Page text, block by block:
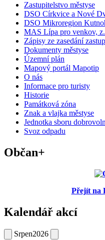
Zastupitelstvo městyse
DSO Církvice a Nové
DSO Mikroregion
MAS Lípa pro venkov,
Zápisy ze zasedání
Dokumenty městyse
Územní plán
Mapový portál Mapotip
O nás
Informace pro turisty
Historie
Památková zóna
Znak a vlajka městyse
Jednotka sboru
Svoz odpadu
Občan+
Přejít na
Kalendář akcí
Srpen2026